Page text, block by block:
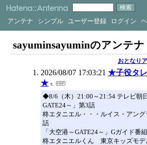
アンテナ シンプル ユーザー登録 ログイン
sayuminsayuminのアンテナ
おとなり
2026/08/07 17:03:21 ★子役タ
★
◆8/6（木）21:00～21:54 テレビ朝
GATE24～」第3話
柊エタニエル・・・ルイス・アン
話
「大空港～GATE24～」Gガイド番
柊エタニエルくん 東京キッズモデ